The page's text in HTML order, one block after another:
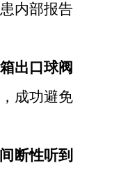
内部报告
出口球阀
成功避免
断性听到